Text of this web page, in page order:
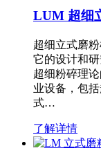
LUM 超细
超细立式磨
它的设计和
超细粉碎理
业设备，包
式…
了解详情